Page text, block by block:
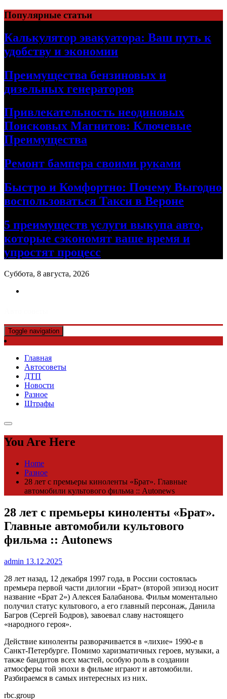
Skip
to
content
Популярные статьи
Калькулятор эвакуатора: Ваш путь к
удобству и экономии
Преимущества бензиновых и
дизельных генераторов
Привлекательность неодиновых
Поисковых Магнитов: Ключевые
Преимущества
Ремонт бампера своими руками
Быстро и Комфортно: Почему Выгодно
воспользоваться Такси в Вероне
5 преимуществ услуги выкупа авто,
которые сэкономят ваше время и
упростят процесс
Суббота, 8 августа, 2026
Toggle navigation
Главная
Автосоветы
ДТП
Новости
Разное
Штрафы
You Are Here
Home
Разное
28 лет с премьеры киноленты «Брат». Главные
автомобили культового фильма :: Autonews
28 лет с премьеры киноленты «Брат».
Главные автомобили культового
фильма :: Autonews
admin 13.12.2025
28 лет назад, 12 декабря 1997 года, в России состоялась
премьера первой части дилогии «Брат» (второй эпизод носит
название «Брат 2») Алексея Балабанова. Фильм моментально
получил статус культового, а его главный персонаж, Данила
Багров (Сергей Бодров), завоевал славу настоящего
«народного героя».
Действие киноленты разворачивается в «лихие» 1990-е в
Санкт-Петербурге. Помимо харизматичных героев, музыки, а
также бандитов всех мастей, особую роль в создании
атмосферы той эпохи в фильме играют и автомобили.
Разбираемся в самых интересных из них.
rbc.group